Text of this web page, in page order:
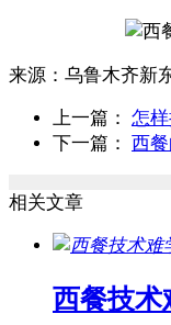
来源： 乌鲁木齐新
上一篇： 怎
下一篇： 西
相关文章
西餐技术